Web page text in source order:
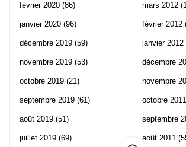
février 2020 (86)
janvier 2020 (96)
décembre 2019 (59)
novembre 2019 (53)
octobre 2019 (21)
septembre 2019 (61)
août 2019 (51)
juillet 2019 (69)
mars 2012
février 2012
janvier 2012
décembre
novembre
octobre 2011
septembre
août 2011